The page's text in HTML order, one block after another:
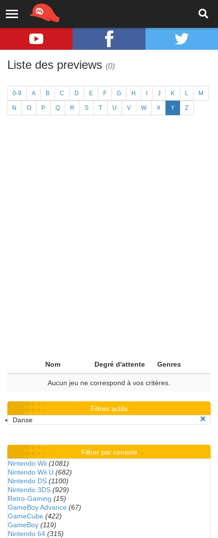
Liste des previews (0)
0-9 A B C D E F G H J K L M
N O P Q R S T U V W X Y Z
Nom Degré d'attente Genres
Aucun jeu ne correspond à vos critères.
Filtres actifs
Danse
Filtrer par console
Nintendo Wii (1081)
Nintendo Wii U (682)
Nintendo DS (1100)
Nintendo 3DS (929)
Retro-Gaming (15)
GameBoy Advance (67)
GameCube (422)
GameBoy (119)
Nintendo 64 (315)